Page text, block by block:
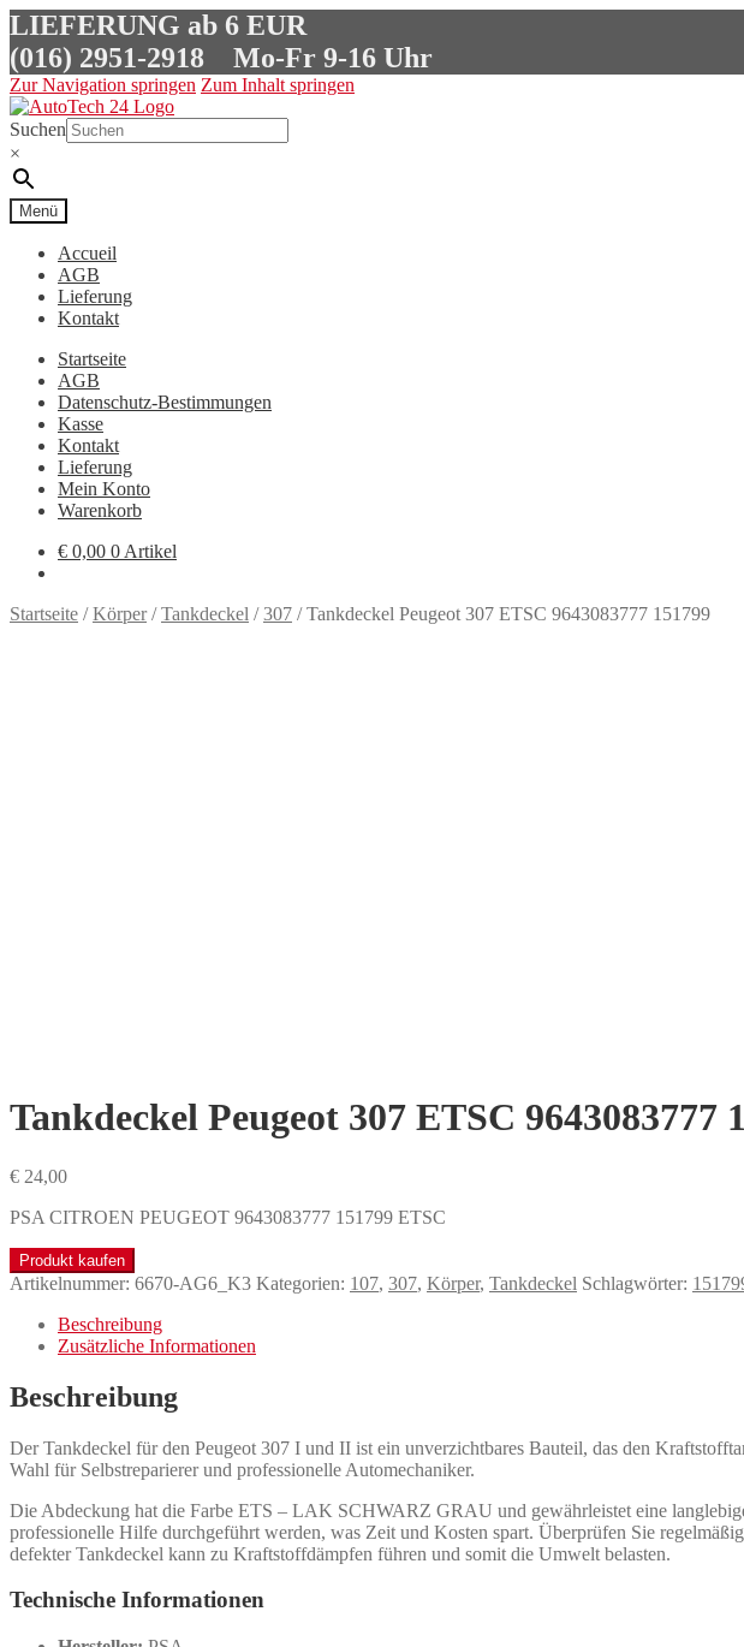
LIEFERUNG ab 6 EUR
(016) 2951-2918 Mo-Fr 9-16 Uhr
Zur Navigation springen Zum Inhalt springen
Suchen
×
Menü
Accueil
AGB
Lieferung
Kontakt
Startseite
AGB
Datenschutz-Bestimmungen
Kasse
Kontakt
Lieferung
Mein Konto
Warenkorb
€ 0,00 0 Artikel
Startseite /Körper/Tankdeckel /307 /Tankdeckel Peugeot 307 ETSC 9643083777 151799
Tankdeckel Peugeot 307 ETSC 9643083777
€ 24,00
PSA CITROEN PEUGEOT 9643083777 151799 ETSC
Produkt kaufen
Artikelnummer: 6670-AG6_K3 Kategorien: 107, 307, Körper, Tankdeckel Schlagwörter:
Beschreibung
Zusätzliche Informationen
Beschreibung
Der Tankdeckel für den Peugeot 307 I und II ist ein unverzichtbares Bauteil, das den
Wahl für Selbstreparierer und professionelle Automechaniker.
Die Abdeckung hat die Farbe ETS – LAK SCHWARZ GRAU und gewährleistet eine
professionelle Hilfe durchgeführt werden, was Zeit und Kosten spart. Überprüfen Sie
defekter Tankdeckel kann zu Kraftstoffdämpfen führen und somit die Umwelt belasten.
Technische Informationen